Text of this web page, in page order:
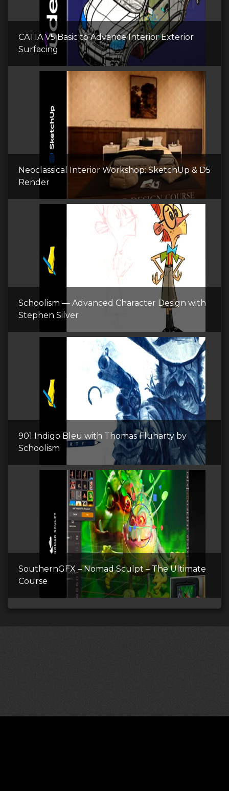
CATIA V5 Basic to Advance Interior Exterior
Surfacing
Neoclassical Interior Workshop: SketchUp & D5
Render
Schoolism — Advanced Character Design with
Stephen Silver
901 Indigo Bleu with Thomas Fluharty by
Schoolism
SouthernGFX – Nomad Sculpt – The Ultimate
Course